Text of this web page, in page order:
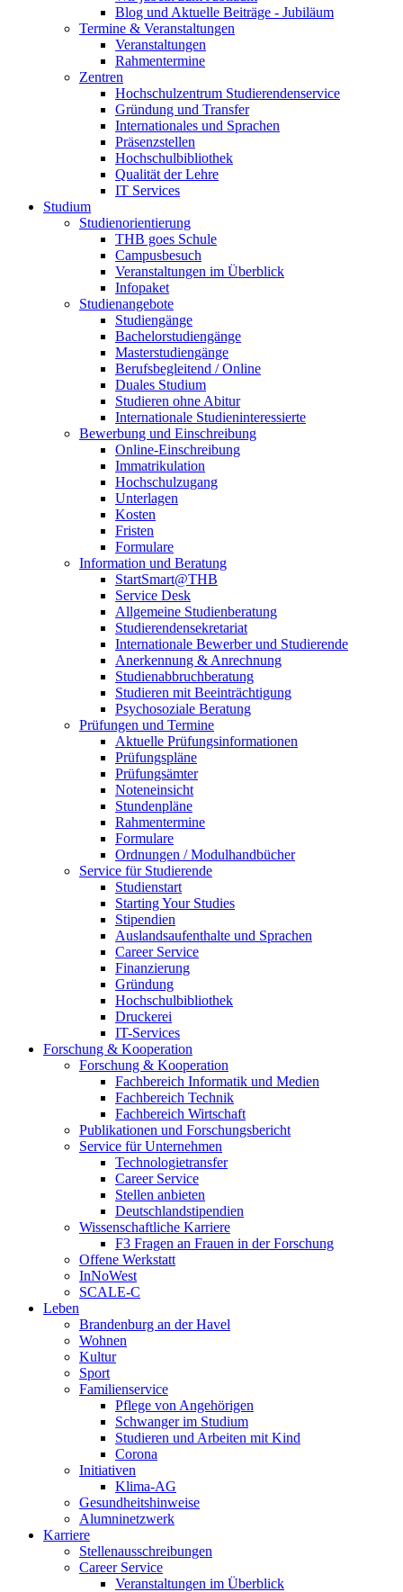
Blog und Aktuelle Beiträge - Jubiläum
Termine & Veranstaltungen
Veranstaltungen
Rahmentermine
Zentren
Hochschulzentrum Studierendenservice
Gründung und Transfer
Internationales und Sprachen
Präsenzstellen
Hochschulbibliothek
Qualität der Lehre
IT Services
Studium
Studienorientierung
THB goes Schule
Campusbesuch
Veranstaltungen im Überblick
Infopaket
Studienangebote
Studiengänge
Bachelorstudiengänge
Masterstudiengänge
Berufsbegleitend / Online
Duales Studium
Studieren ohne Abitur
Internationale Studieninteressierte
Bewerbung und Einschreibung
Online-Einschreibung
Immatrikulation
Hochschulzugang
Unterlagen
Kosten
Fristen
Formulare
Information und Beratung
StartSmart@THB
Service Desk
Allgemeine Studienberatung
Studierendensekretariat
Internationale Bewerber und Studierende
Anerkennung & Anrechnung
Studienabbruchberatung
Studieren mit Beeinträchtigung
Psychosoziale Beratung
Prüfungen und Termine
Aktuelle Prüfungsinformationen
Prüfungspläne
Prüfungsämter
Noteneinsicht
Stundenpläne
Rahmentermine
Formulare
Ordnungen / Modulhandbücher
Service für Studierende
Studienstart
Starting Your Studies
Stipendien
Auslandsaufenthalte und Sprachen
Career Service
Finanzierung
Gründung
Hochschulbibliothek
Druckerei
IT-Services
Forschung & Kooperation
Forschung & Kooperation
Fachbereich Informatik und Medien
Fachbereich Technik
Fachbereich Wirtschaft
Publikationen und Forschungsbericht
Service für Unternehmen
Technologietransfer
Career Service
Stellen anbieten
Deutschlandstipendien
Wissenschaftliche Karriere
F3 Fragen an Frauen in der Forschung
Offene Werkstatt
InNoWest
SCALE-C
Leben
Brandenburg an der Havel
Wohnen
Kultur
Sport
Familienservice
Pflege von Angehörigen
Schwanger im Studium
Studieren und Arbeiten mit Kind
Corona
Initiativen
Klima-AG
Gesundheitshinweise
Alumninetzwerk
Karriere
Stellenausschreibungen
Career Service
Veranstaltungen im Überblick